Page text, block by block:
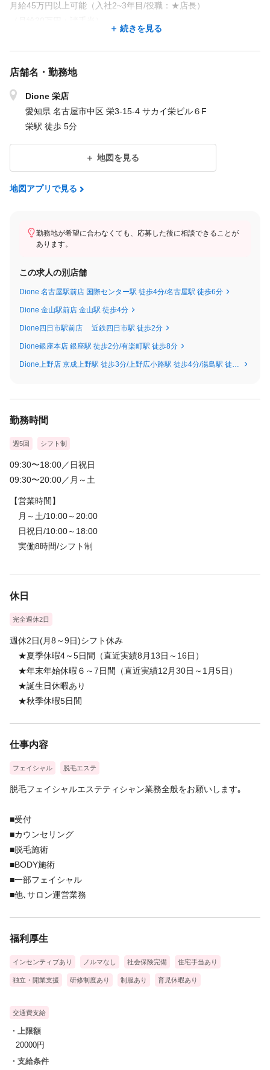
月給45万円以上可能（入社2~3年目/役職：★店長）
≪③正社員給与例≫
月給35万円以上可能（1～2年目/役職：★カウンセラー）
■試用期間（研修期間）
※試用期間は２ヶ月～8ヶ月有ります。
※試用期間中は契約社員雇用となります｡
※試用期間中の給与は正社員と同じです。
試用期間が終わりましたら各歩合が付きます。
※契約歩合
その後ご自身の強みを生かして
スタッフ育成研修
サロンマネジメント
サロン管理
と様々なステップをご用意しています。
それぞれのステップに手当が付きます。
ライフワークバランスを考えて働きたい方やバリバリ稼ぎたい方
様々な働き方に対応致します。
続きを見る
店舗名・勤務地
Dione 栄店
愛知県 名古屋市中区 栄3-15-4 サカイ栄ビル６F
栄駅 徒歩 5分
地図を見る
地図アプリで見る
勤務地が希望に合わなくても、応募した後に相談できることが
あります。
この求人の別店舗
Dione 名古屋駅前店 国際センター駅 徒歩4分/名古屋駅 徒歩6分
Dione 金山駅前店 金山駅 徒歩4分
Dione四日市駅前店 近鉄四日市駅 徒歩2分
Dione銀座本店 銀座駅 徒歩2分/有楽町駅 徒歩8分
Dione上野店 京成上野駅 徒歩3分/上野広小路駅 徒歩4分/湯島駅 徒歩5分/上野駅 徒歩9分
勤務時間
週5回 シフト制
09:30〜18:00／日祝日
09:30〜20:00／月～土
【営業時間】
月～土/10:00～20:00
日祝日/10:00～18:00
実働8時間/シフト制
休日
完全週休2日
週休2日(月8～9日)シフト休み
★夏季休暇4～5日間（直近実績8月13日～16日）
★年末年始休暇６～7日間（直近実績12月30日～1月5日）
★誕生日休暇あり
★秋季休暇5日間
仕事内容
フェイシャル 脱毛エステ
脱毛フェイシャルエステティシャン業務全般をお願いします｡
■受付
■カウンセリング
■脱毛施術
■BODY施術
■一部フェイシャル
■他､サロン運営業務
福利厚生
インセンティブあり ノルマなし 社会保険完備 住宅手当あり
独立・開業支援 研修制度あり 制服あり 育児休暇あり
交通費支給
・上限額
20000円
・支給条件